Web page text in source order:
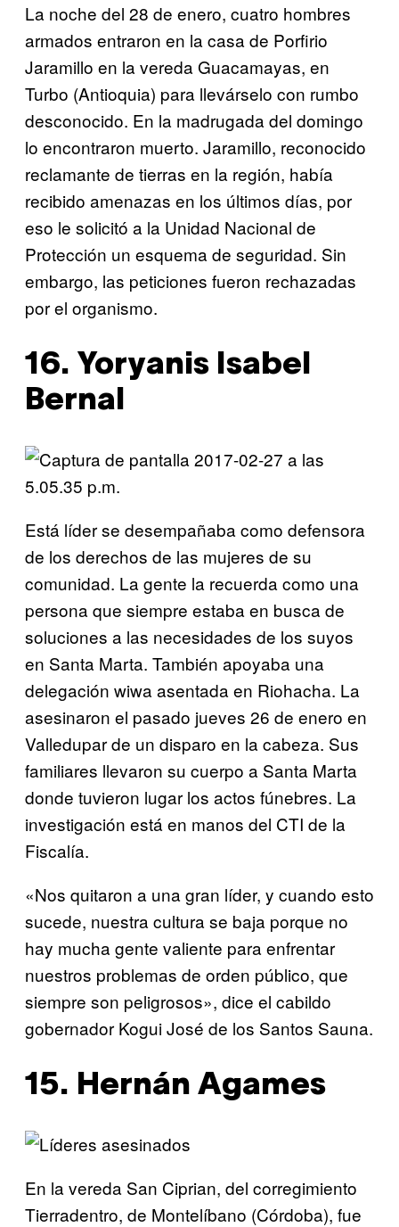
La noche del 28 de enero, cuatro hombres
armados entraron en la casa de Porfirio
Jaramillo en la vereda Guacamayas, en
Turbo (Antioquia) para llevárselo con rumbo
desconocido. En la madrugada del domingo
lo encontraron muerto. Jaramillo, reconocido
reclamante de tierras en la región, había
recibido amenazas en los últimos días, por
eso le solicitó a la Unidad Nacional de
Protección un esquema de seguridad. Sin
embargo, las peticiones fueron rechazadas
por el organismo.
16. Yoryanis Isabel
Bernal
Está líder se desempañaba como defensora
de los derechos de las mujeres de su
comunidad. La gente la recuerda como una
persona que siempre estaba en busca de
soluciones a las necesidades de los suyos
en Santa Marta. También apoyaba una
delegación wiwa asentada en Riohacha. La
asesinaron el pasado jueves 26 de enero en
Valledupar de un disparo en la cabeza. Sus
familiares llevaron su cuerpo a Santa Marta
donde tuvieron lugar los actos fúnebres. La
investigación está en manos del CTI de la
Fiscalía.
«Nos quitaron a una gran líder, y cuando esto
sucede, nuestra cultura se baja porque no
hay mucha gente valiente para enfrentar
nuestros problemas de orden público, que
siempre son peligrosos», dice el cabildo
gobernador Kogui José de los Santos Sauna.
15. Hernán Agames
En la vereda San Ciprian, del corregimiento
Tierradentro, de Montelíbano (Córdoba), fue